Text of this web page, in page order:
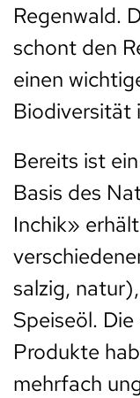
Regenwald.
schont den
einen
Biodiversität
Bereits ist
Basis des
Inchik»
salzig,
Speiseöl.
Produkte
mehrfach